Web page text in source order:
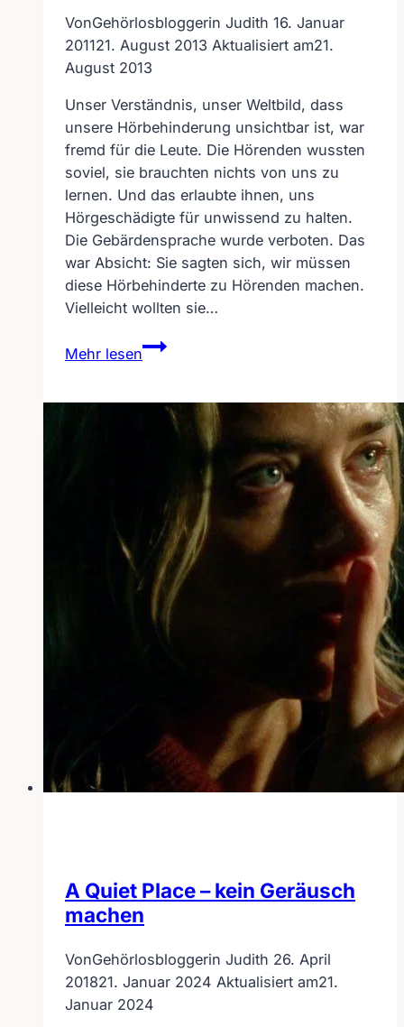
VonGehörlosbloggerin Judith 16. Januar
201121. August 2013 Aktualisiert am21.
August 2013
Unser Verständnis, unser Weltbild, dass
unsere Hörbehinderung unsichtbar ist, war
fremd für die Leute. Die Hörenden wussten
soviel, sie brauchten nichts von uns zu
lernen. Und das erlaubte ihnen, uns
Hörgeschädigte für unwissend zu halten.
Die Gebärdensprache wurde verboten. Das
war Absicht: Sie sagten sich, wir müssen
diese Hörbehinderte zu Hörenden machen.
Vielleicht wollten sie…
Mehr lesen
Das
Verständnis
Gehörlosen
(Poesie)
A Quiet Place – kein Geräusch
machen
VonGehörlosbloggerin Judith 26. April
201821. Januar 2024 Aktualisiert am21.
Januar 2024